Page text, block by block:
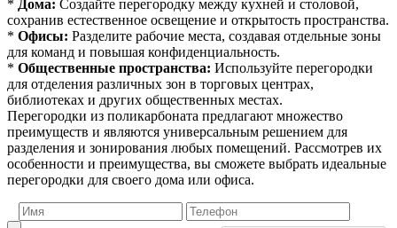
* Дома: Создайте перегородку между кухней и столовой,
сохранив естественное освещение и открытость пространства.
* Офисы: Разделите рабочие места, создавая отдельные зоны
для команд и повышая конфиденциальность.
* Общественные пространства: Используйте перегородки
для отделения различных зон в торговых центрах,
библиотеках и других общественных местах.
Перегородки из поликарбоната предлагают множество
преимуществ и являются универсальным решением для
разделения и зонирования любых помещений. Рассмотрев их
особенности и преимущества, вы сможете выбрать идеальные
перегородки для своего дома или офиса.